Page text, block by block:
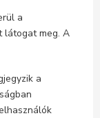
a
látogat meg. A
a